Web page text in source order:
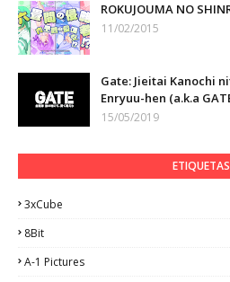
ROKUJOUMA NO
11/02/2015
Gate: Jieitai Kanochi
Enryuu-hen (a.k.a
15/05/2019
ETIQUETAS
3xCube
8Bit
A-1 Pictures